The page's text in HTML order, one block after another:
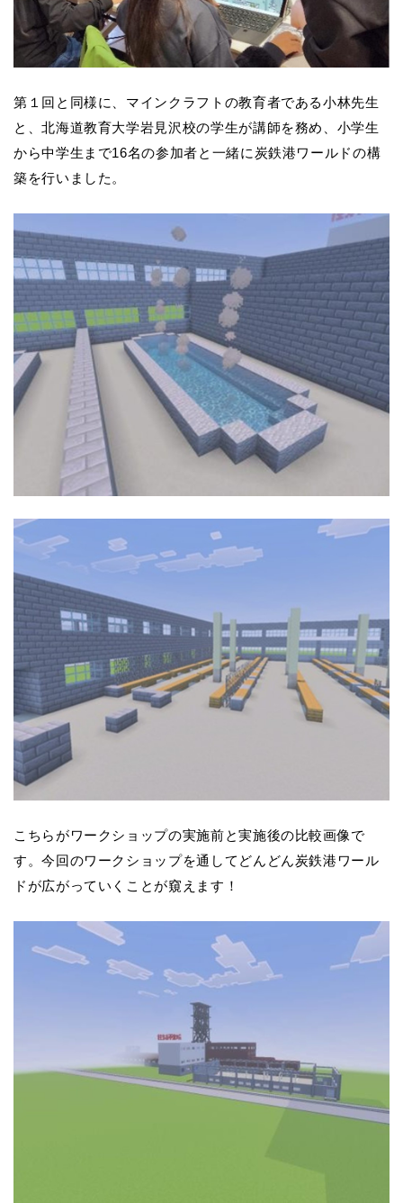
第１回と同様に、マインクラフトの教育者である小林先生
と、北海道教育大学岩見沢校の学生が講師を務め、小学生
から中学生まで16名の参加者と一緒に炭鉄港ワールドの構
築を行いました。
こちらがワークショップの実施前と実施後の比較画像で
す。今回のワークショップを通してどんどん炭鉄港ワール
ドが広がっていくことが窺えます！